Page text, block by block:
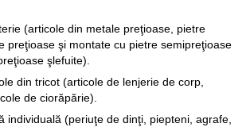
(articole din metale preţioase, pietre
preţioase şi montate cu pietre semipreţioase
şlefuite).
din tricot (articole de lenjerie de corp,
de ciorăpărie).
individuală (periuţe de dinţi, piepteni, agrafe,